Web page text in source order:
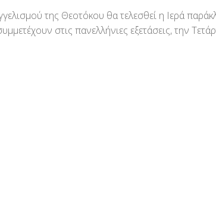
της Θεοτόκου θα τελεσθεί η Ιερά
στις πανελλήνιες εξετάσεις, την